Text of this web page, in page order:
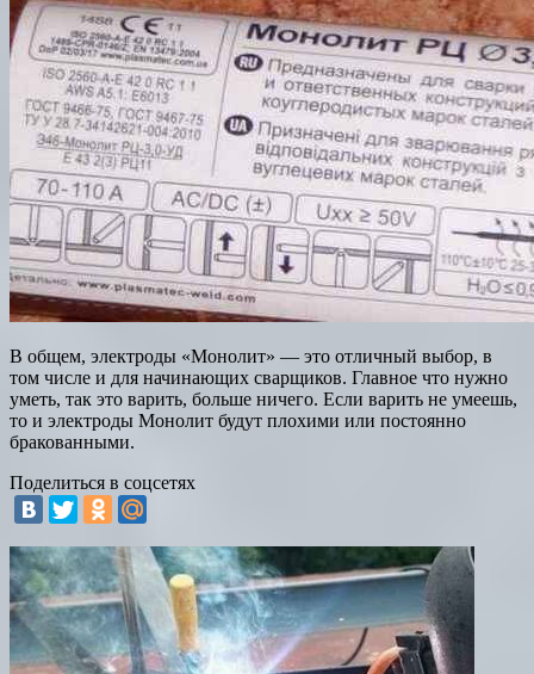
В общем, электроды «Монолит» — это отличный выбор, в
том числе и для начинающих сварщиков. Главное что нужно
уметь, так это варить, больше ничего. Если варить не умеешь,
то и электроды Монолит будут плохими или постоянно
бракованными.
Поделиться в соцсетях